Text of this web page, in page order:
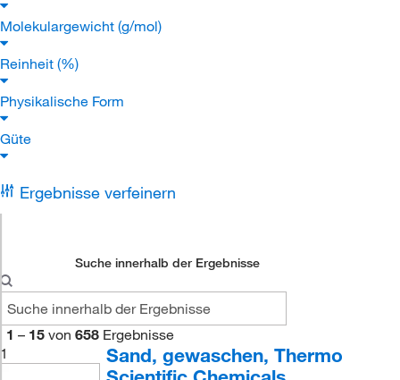
Molekulargewicht (g/mol)
Reinheit (%)
Physikalische Form
Güte
Ergebnisse verfeinern
Suche innerhalb der Ergebnisse
1 – 15 von 658 Ergebnisse
1
Sand, gewaschen, Thermo